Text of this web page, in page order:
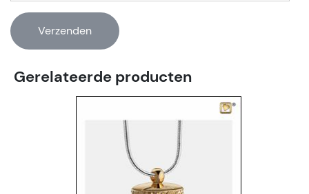
Gerelateerde producten